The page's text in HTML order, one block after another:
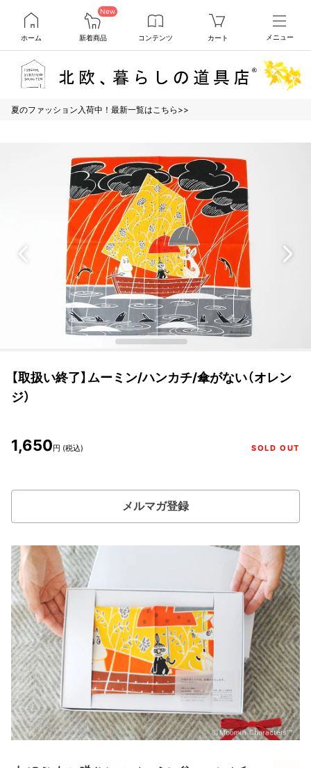
ホーム
New
新着商品 コンテンツ カート メニュー
夏のファッション入荷中！最新一覧はこちら>>
【取扱い終了】ムーミン/ハンカチ/傘がない（オレン
ジ）
1,650円 (税込) SOLD OUT
メルマガ登録